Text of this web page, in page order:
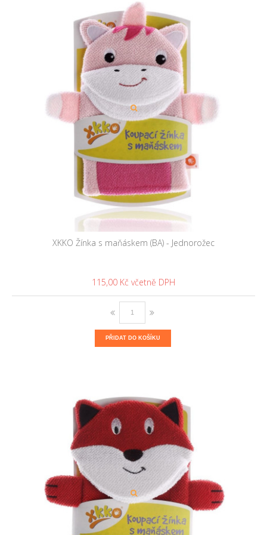
XKKO Žínka s maňáskem (BA) - Jednorožec
115,00 Kč
PŘIDAT DO KOŠÍKU